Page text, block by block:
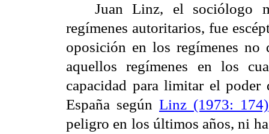
Juan Linz, el sociólogo
regímenes autoritarios, fue
oposición en los regímenes no
aquellos regímenes en los
capacidad para limitar el
España según Linz (1973: 174)
peligro en los últimos años, ni